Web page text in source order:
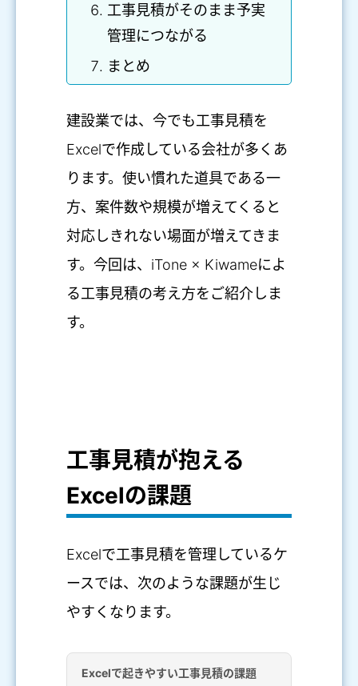
工事見積がそのまま予実
管理につながる
まとめ
建設業では、今でも工事見積を
Excelで作成している会社が多くあ
ります。使い慣れた道具である一
方、案件数や規模が増えてくると
対応しきれない場面が増えてきま
す。今回は、iTone × Kiwameによ
る工事見積の考え方をご紹介しま
す。
工事見積が抱える
Excelの課題
Excelで工事見積を管理しているケ
ースでは、次のような課題が生じ
やすくなります。
Excelで起きやすい工事見積の課題